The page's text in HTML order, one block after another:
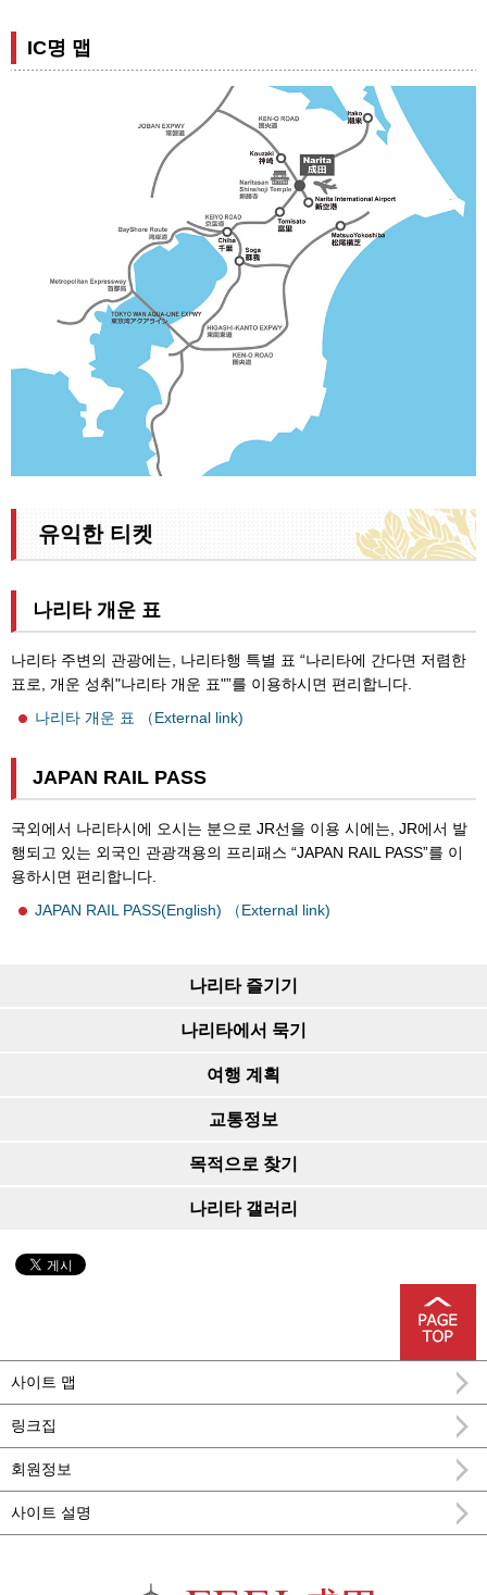
IC명 맵
유익한 티켓
나리타 개운 표
나리타 주변의 관광에는, 나리타행 특별 표 “나리타에 간다면 저렴한
표로, 개운 성취"나리타 개운 표"”를 이용하시면 편리합니다.
나리타 개운 표 （External link)
JAPAN RAIL PASS
국외에서 나리타시에 오시는 분으로 JR선을 이용 시에는, JR에서 발
행되고 있는 외국인 관광객용의 프리패스 “JAPAN RAIL PASS”를 이
용하시면 편리합니다.
JAPAN RAIL PASS(English) （External link)
나리타 즐기기
나리타에서 묵기
여행 계획
교통정보
목적으로 찾기
나리타 갤러리
사이트 맵
링크집
회원정보
사이트 설명
FEEL 나리타 나리타시 공식 관광 정보